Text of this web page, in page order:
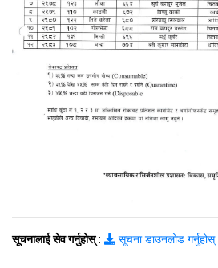
सूचनालाई सेव गर्नुहोस्: सूचना डाउनलोड गर्नुहोस्